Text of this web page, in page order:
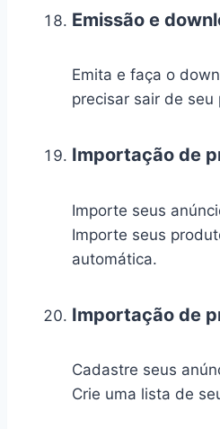
Emissão e
Emita e faça o
precisar sair de seu
Importação de
Importe seus
Importe seus
automática.
Importação de
Cadastre seus
Crie uma lista de